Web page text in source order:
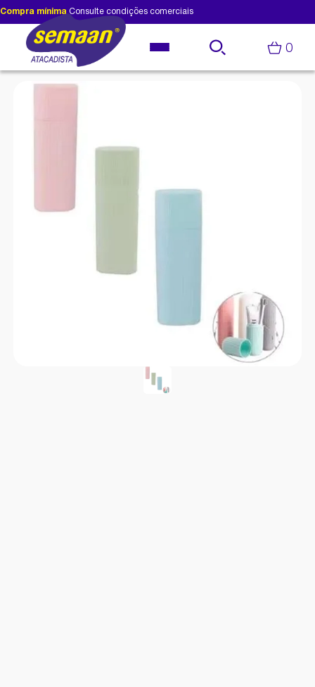
Compra mínima Consulte condições comerciais
0